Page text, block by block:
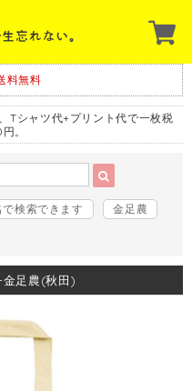
料無料
Tシャツ代+プリント代で一枚税
。
検索できます
金足農
足農(秋田)